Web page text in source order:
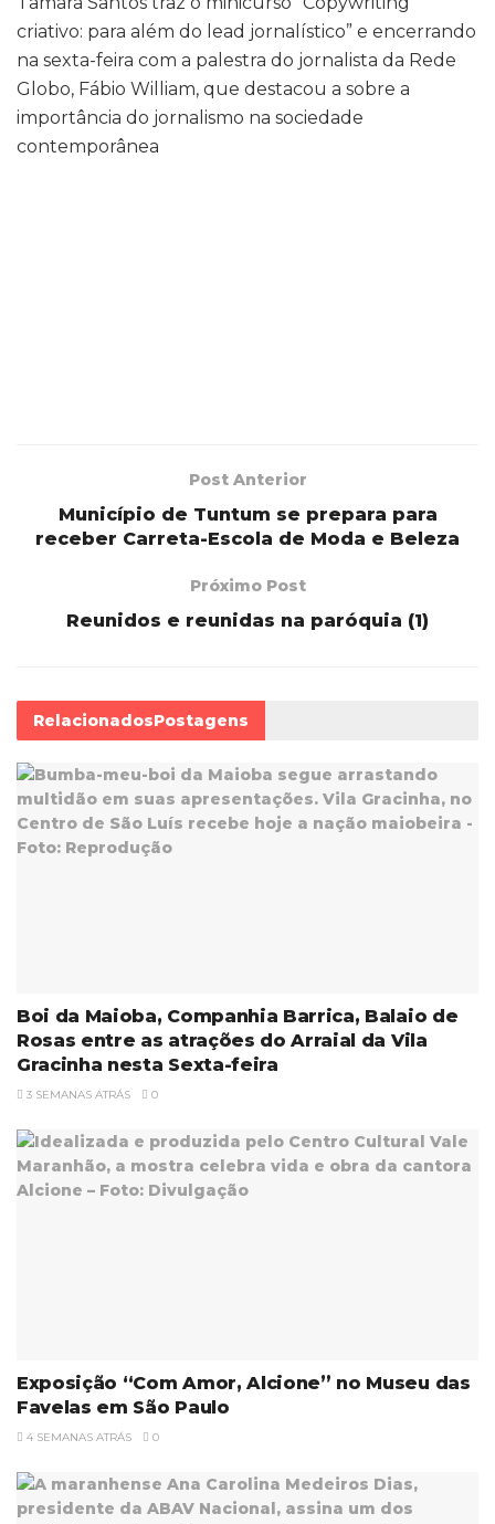
criativo: para além do lead jornalístico” e encerrando
na sexta-feira com a palestra do jornalista da Rede
Globo, Fábio William, que destacou a sobre a
importância do jornalismo na sociedade
contemporânea
Post Anterior
Município de Tuntum se prepara para
receber Carreta-Escola de Moda e Beleza
Próximo Post
Reunidos e reunidas na paróquia (1)
RelacionadosPostagens
Boi da Maioba, Companhia Barrica, Balaio de
Rosas entre as atrações do Arraial da Vila
Gracinha nesta Sexta-feira
3 SEMANAS ATRÁS 0
Exposição “Com Amor, Alcione” no Museu das
Favelas em São Paulo
4 SEMANAS ATRÁS 0